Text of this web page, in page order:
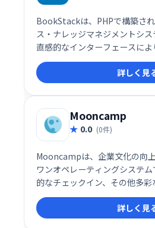
BookStackは、PHPで構築さ
ス・ナレッジマネジメントシ
直感的なインターフェースに
加・管理できます。本、章、
コンテンツを整理し、
単に編集可能です。マークア
ので、手軽に社内Wikiやナレ
す。
詳しく見
Mooncamp
0.0 (0件)
Mooncampは、企業文化の向
ワンオペレーティングシステ
的なチェックイン、その他多
幸福感にあふれ、高いパフォ
場環境を実現します。社員のエ
め、組織全体の成長を促進しま
詳しく見